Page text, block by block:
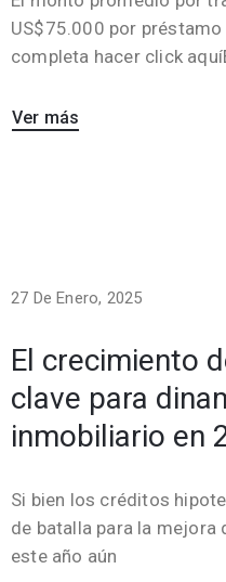
US$75.000 por
completa hacer click
Ver más
27 De Enero, 2025
El crecimiento
clave para
inmobiliario en
Si bien los créditos
de batalla para la
este año aún